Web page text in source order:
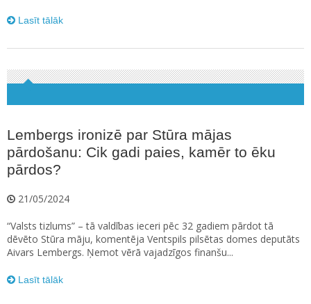
Lasīt tālāk
Lembergs ironizē par Stūra mājas
pārdošanu: Cik gadi paies, kamēr to ēku
pārdos?
21/05/2024
“Valsts tizlums” – tā valdības ieceri pēc 32 gadiem pārdot tā
dēvēto Stūra māju, komentēja Ventspils pilsētas domes deputāts
Aivars Lembergs. Ņemot vērā vajadzīgos finanšu...
Lasīt tālāk